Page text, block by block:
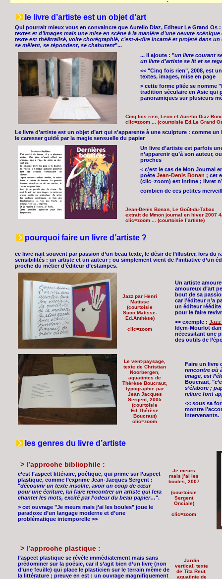
le livre d’artiste est un objet d’art
Qui pourrait mieux vous en convaincre que Aurelio Diaz, Editeur Le Grand Os
textes et d’images mais une mise en scène à la manière d’une oeuvre
texte est théâtralisé, voire chorégraphié, c’est-à-dire incarné et projeté dans
se mêlent, se répondent, se chahutent"...
... il ajoute : "un livre courant
un livre d’artiste se lit et se
<< "Cinq fois rien", 2008, est
textes, images, mise en page
> cette forme pliée se nomme "
tradition séculaire en Asie qui
panoramiques sur plusieurs
Cinq fois rien, Leon et Aurelio Diaz
clic=zoom ... (courtoisie Ed.Le Grand
Le livre d’artiste est un objet d’art qui s’apparente à une sculpture : comme
le caresser guidé par la magie sensuelle du papier
Un livre d’artiste est parfois
n’apparenir qu’à son auteur,
proches
< c’est le cas de Mon Journal
poète Jean-Denis Bonan ; cet
(clic=zoom) est intime ; livret
combien de ces petites
Jean-Denis Bonan, Le Goût-du-Tabac
extrait de Mmon journal en hiver 2007
clic=zoom ... (courtoisie l’artiste)
pourquoi faire un livre d’artiste ?
ce livre nait souvent par passion d’un beau texte, le désir de l’illustrer, lors du
sensibilités : un artiste et un auteur ; ou simplement vient de l’initiative d’un
proche du métier d’éditeur d’estampes.
Jazz par Henri
Matisse
(courtoisie
Succ.Matisse-
Ed.Anthèse)
clic=zoom
Un artiste
amoureux d’art
bout de sa
car l’éditeur n’a
un éditeur
pour le faire
<< exemple : Jazz
Idem-Mourlot
nécessitant une
des outils de
Le vent-paysage,
texte de Christian
Noorbergen,
aquatintes de
Thérèse Boucraut,
typographie par
Jean Jacques
Sergent, 2005
(courtoisie
Ed.Thérèse
Boucraut)
clic=zoom
Faire un livre
rencontre où
image, est
Boucraut, "
s’élabore ;
reliure font
<< sous sa
montre
intervenants.
les genres du livre d’artiste
> l’approche bibliophile :
c’est l’aspect littéraire, poétique, qui prime sur l’aspect
plastique, comme l’exprime Jean-Jacques Sergent :
"découvrir un texte insolite, avoir un coup de cœur
pour une écriture, lui faire rencontrer un artiste qui fera
chanter les mots, excité par l’odeur du beau papier…".
> cet ouvrage "Je meurs mais j’ai les boules" joue le
paradoxe d’un langage moderne et d’une
problématique intemporelle >>
Je meurs
mais j’ai les
boules, 2007
(courtoisie
Sergent
Onciale)
clic=zoom
> l’approche plastique :
l’aspect plastique se révèle immédiatement mais sans
prédominer sur la poésie, car il s’agit bien d’un livre (non
d’une feuille) qui place le plasticien sur le terrain même de
la littérature ; preuve en est : un ouvrage magnifiquement
Jardin
vertical, texte
de Tita Reut,
aquatinte de